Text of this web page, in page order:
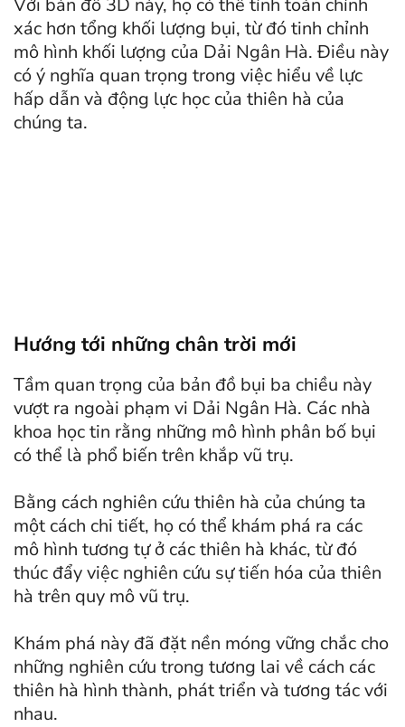
Với bản đồ 3D này, họ có thể tính toán chính
xác hơn tổng khối lượng bụi, từ đó tinh chỉnh
mô hình khối lượng của Dải Ngân Hà. Điều này
có ý nghĩa quan trọng trong việc hiểu về lực
hấp dẫn và động lực học của thiên hà của
chúng ta.
Hướng tới những chân trời mới
Tầm quan trọng của bản đồ bụi ba chiều này
vượt ra ngoài phạm vi Dải Ngân Hà. Các nhà
khoa học tin rằng những mô hình phân bố bụi
có thể là phổ biến trên khắp vũ trụ.
Bằng cách nghiên cứu thiên hà của chúng ta
một cách chi tiết, họ có thể khám phá ra các
mô hình tương tự ở các thiên hà khác, từ đó
thúc đẩy việc nghiên cứu sự tiến hóa của thiên
hà trên quy mô vũ trụ.
Khám phá này đã đặt nền móng vững chắc cho
những nghiên cứu trong tương lai về cách các
thiên hà hình thành, phát triển và tương tác với
nhau.